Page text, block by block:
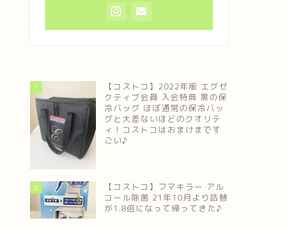
1
【コストコ】2022年版 エグゼ
クティブ会員 入会特典 黒の保
冷バッグ ほぼ通常の保冷バッ
グと大差ないほどのクオリテ
ィ！コストコはおまけまです
ごい♪
2
【コストコ】フマキラー アル
コール除菌 21年10月より詰替
が1.8倍になって帰ってきた♪